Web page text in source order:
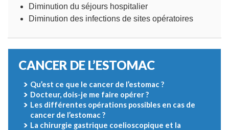
Diminution du séjours hospitalier
Diminution des infections de sites opératoires
CANCER DE L’ESTOMAC
Qu’est ce que le cancer de l’estomac ?
Docteur, dois-je me faire opérer ?
Les différentes opérations possibles en cas de
cancer de l’estomac ?
La chirurgie gastrique coelioscopique et la